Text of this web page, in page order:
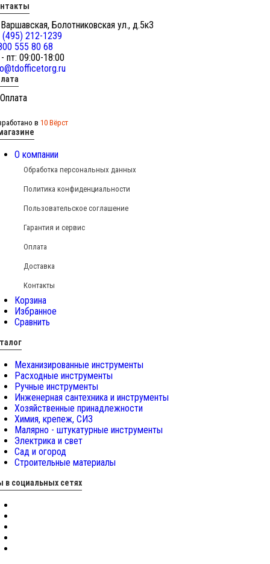
Болотниковская ул., д.5к3
(495) 212-1239
555 80 68
пт: 09:00-18:00
в 10 Вёрст
О компании
Обработка персональных данных
Политика конфиденциальности
Пользовательское соглашение
Гарантия и сервис
Оплата
Доставка
Контакты
Корзина
Избранное
Сравнить
Механизированные инструменты
Расходные инструменты
Ручные инструменты
Инженерная сантехника и инструменты
Хозяйственные принадлежности
Химия, крепеж, СИЗ
Малярно - штукатурные инструменты
Электрика и свет
Сад и огород
Строительные материалы
в социальных сетях